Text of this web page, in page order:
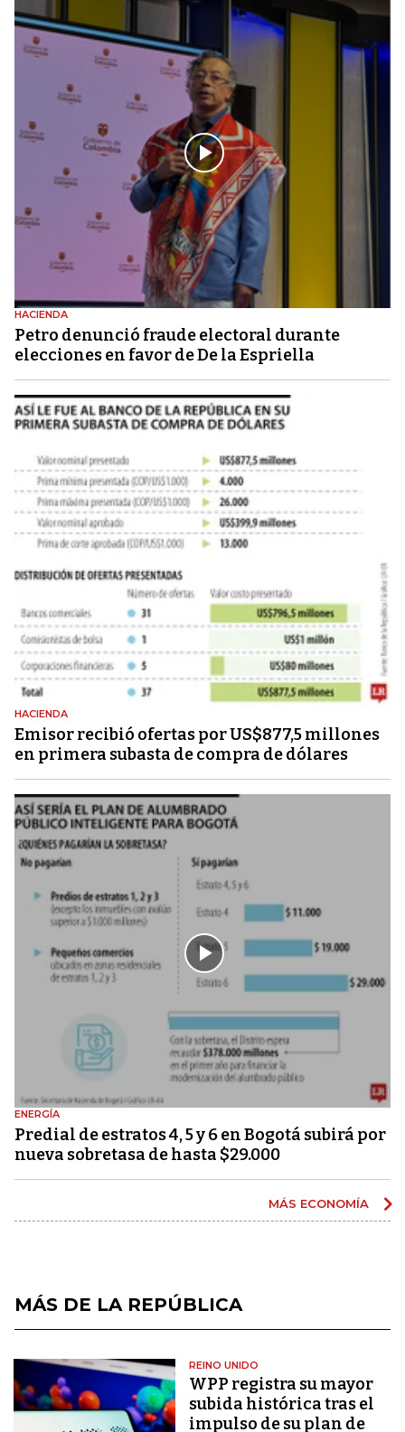
HACIENDA
Petro denunció fraude electoral durante
elecciones en favor de De la Espriella
HACIENDA
Emisor recibió ofertas por US$877,5 millones
en primera subasta de compra de dólares
ENERGÍA
Predial de estratos 4, 5 y 6 en Bogotá subirá por
nueva sobretasa de hasta $29.000
MÁS ECONOMÍA
MÁS DE LA REPÚBLICA
REINO UNIDO
WPP registra su mayor
subida histórica tras el
impulso de su plan de